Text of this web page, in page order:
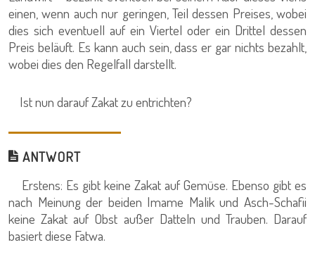
einen, wenn auch nur geringen, Teil dessen Preises, wobei
dies sich eventuell auf ein Viertel oder ein Drittel dessen
Preis beläuft. Es kann auch sein, dass er gar nichts bezahlt,
wobei dies den Regelfall darstellt.
Ist nun darauf Zakat zu entrichten?
ANTWORT
Erstens: Es gibt keine Zakat auf Gemüse. Ebenso gibt es
nach Meinung der beiden Imame Malik und Asch-Schafii
keine Zakat auf Obst außer Datteln und Trauben. Darauf
basiert diese Fatwa.